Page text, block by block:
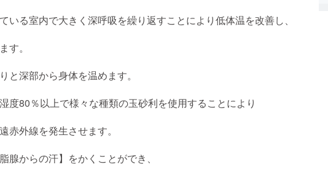
いる室内で大きく深呼吸を繰り返すことにより低体温を改善し、
す。
と深部から身体を温めます。
度80％以上で様々な種類の玉砂利を使用することにより
赤外線を発生させます。
腺からの汗】をかくことができ、